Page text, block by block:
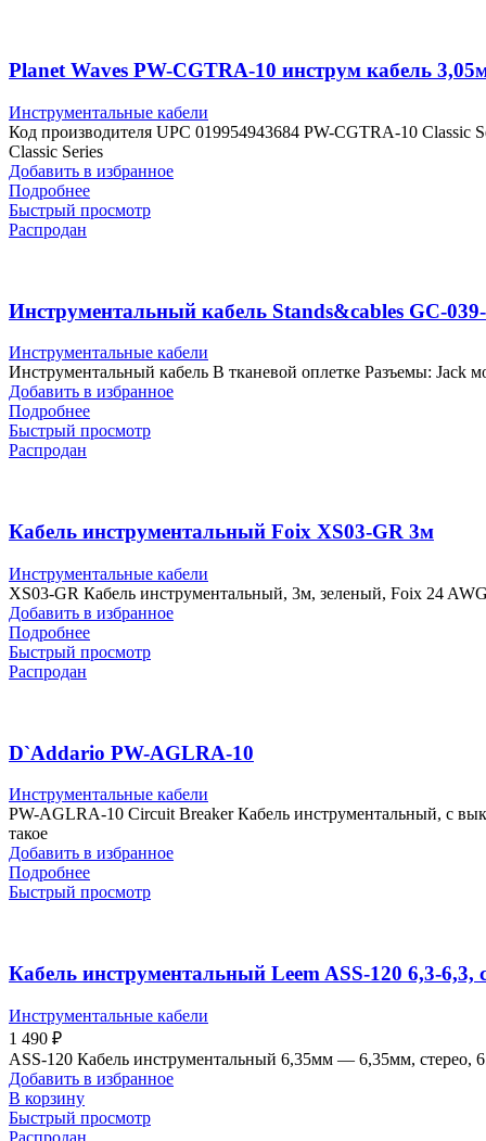
Planet Waves PW-CGTRA-10 инструм кабель
Инструментальные кабели
Код производителя UPC 019954943684 PW-CGTRA-10 Classic
Classic Series
Добавить в избранное
Подробнее
Быстрый просмотр
Распродан
Инструментальный кабель Stands&cables GC-
Инструментальные кабели
Инструментальный кабель В тканевой оплетке Разъемы:
Добавить в избранное
Подробнее
Быстрый просмотр
Распродан
Кабель инструментальный Foix XS03-GR 3м
Инструментальные кабели
XS03-GR Кабель инструментальный, 3м, зеленый, Foix 24
Добавить в избранное
Подробнее
Быстрый просмотр
Распродан
D`Addario PW-AGLRA-10
Инструментальные кабели
PW-AGLRA-10 Circuit Breaker Кабель инструментальный, с
такое
Добавить в избранное
Подробнее
Быстрый просмотр
Кабель инструментальный Leem ASS-120 6,3-6,3,
Инструментальные кабели
1 490 ₽
ASS-120 Кабель инструментальный 6,35мм — 6,35мм, стерео,
Добавить в избранное
В корзину
Быстрый просмотр
Распродан